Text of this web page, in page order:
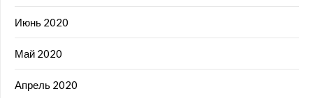
Июнь 2020
Май 2020
Апрель 2020